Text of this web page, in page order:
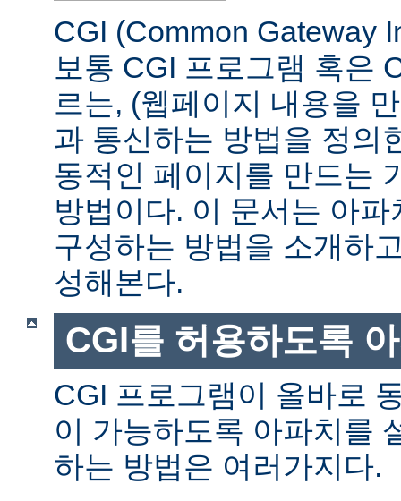
CGI (Common Gateway
보통 CGI 프로그램 혹은
르는, (웹페이지 내용을
과 통신하는 방법을 정의
동적인 페이지를 만드는
방법이다. 이 문서는 아
구성하는 방법을 소개하
성해본다.
CGI를 허용하도록
CGI 프로그램이 올바로
이 가능하도록 아파치를
하는 방법은 여러가지다.